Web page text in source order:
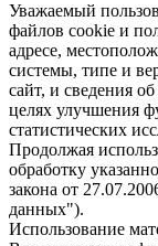
Уважаемый
файлов cookie и
адресе,
системы, типе и
сайт, и сведения
целях улучшения
статистических
Продолжая
обработку
закона от
данных").
Использование